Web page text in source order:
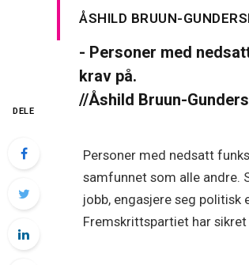
ÅSHILD BRUUN-
- Personer med
krav på.
//Åshild Bruun-
DELE
Personer med nedsatt
samfunnet som alle andre.
jobb, engasjere seg politisk
Fremskrittspartiet har